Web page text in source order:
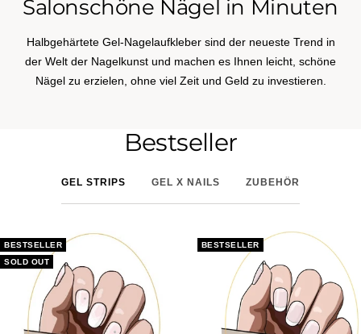
Salonschöne Nägel in Minuten
Halbgehärtete Gel-Nagelaufkleber sind der neueste Trend in
der Welt der Nagelkunst und machen es Ihnen leicht, schöne
Nägel zu erzielen, ohne viel Zeit und Geld zu investieren.
Bestseller
GEL STRIPS GEL X NAILS ZUBEHÖR
BESTSELLER
SOLD OUT
BESTSELLER